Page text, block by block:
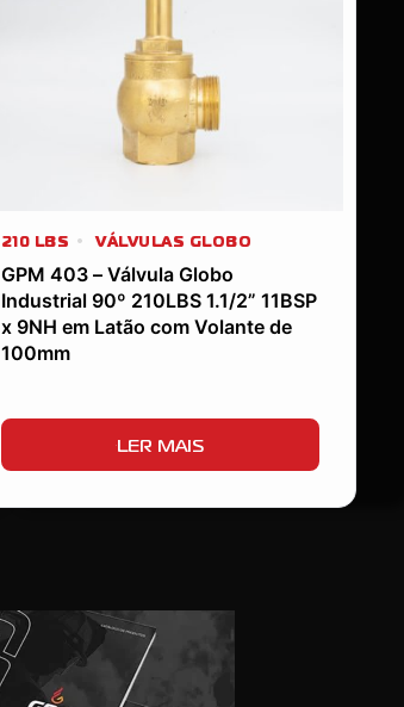
210 LBS VÁLVULAS GLOBO
GPM 403 – Válvula Globo
Industrial 90º 210LBS 1.1/2” 11BSP
x 9NH em Latão com Volante de
100mm
LER MAIS